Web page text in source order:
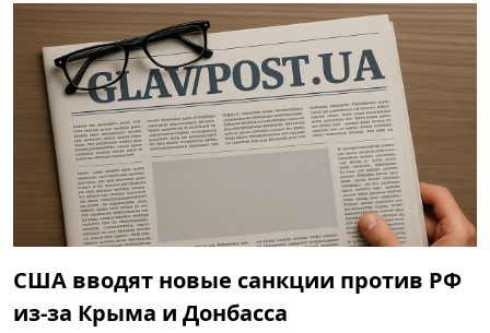
США вводят новые санкции против РФ
из-за Крыма и Донбасса